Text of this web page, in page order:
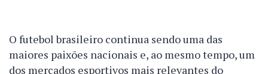
O futebol brasileiro continua sendo uma das
maiores paixões nacionais e, ao mesmo tempo, um
dos mercados esportivos mais relevantes do